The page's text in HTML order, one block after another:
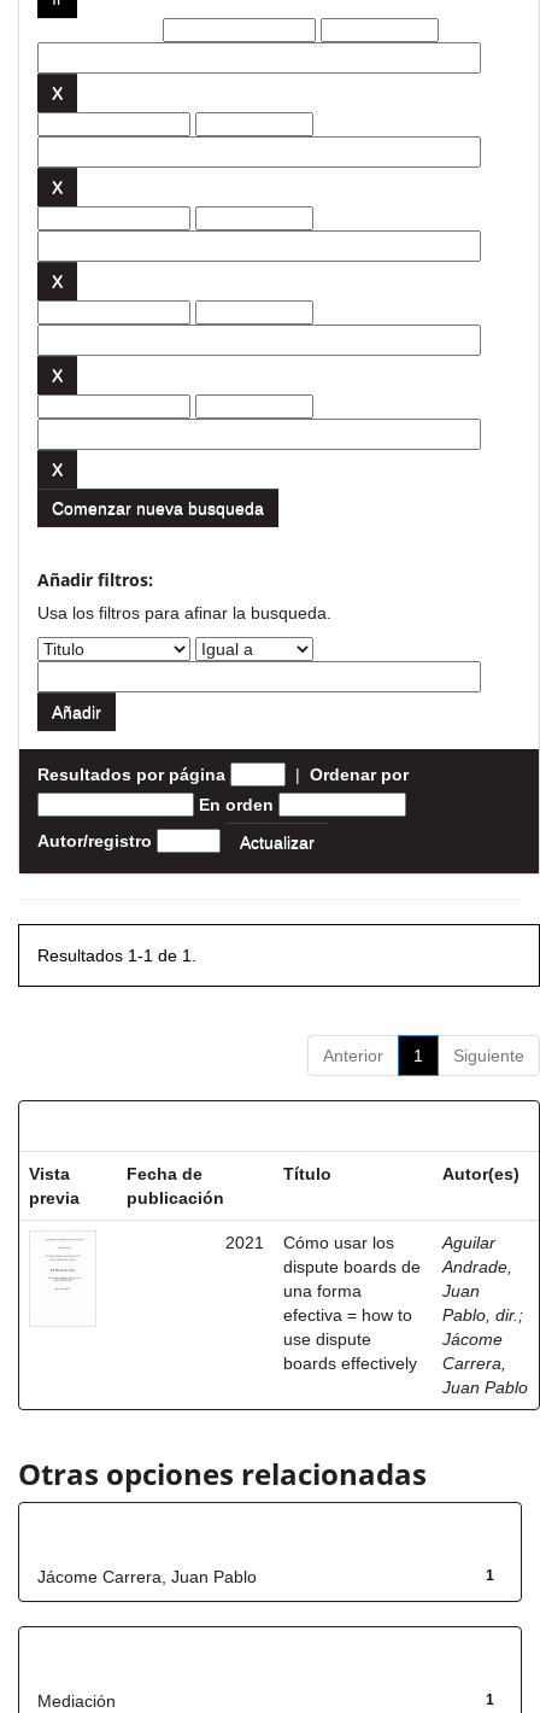
Comenzar nueva busqueda
Añadir filtros:
Usa los filtros para afinar la busqueda.
Resultados por página | Ordenar por
En orden
Autor/registro
Resultados 1-1 de 1.
Anterior 1 Siguiente
Vista
previa
Fecha de
publicación
Título Autor(es)
2021
Cómo usar los
dispute boards de
una forma
efectiva = how to
use dispute
boards effectively
Aguilar
Andrade,
Juan
Pablo, dir. ;
Jácome
Carrera,
Juan Pablo
Otras opciones relacionadas
1
Jácome Carrera, Juan Pablo
1
Mediación